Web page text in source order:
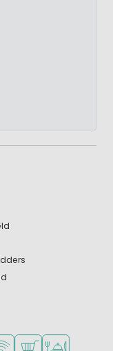
jonge kinderen
om te
beschikbaar
Campingwinkel/
Restaurant of